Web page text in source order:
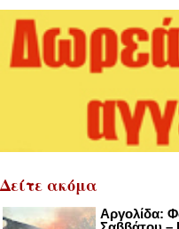
Δείτε ακόμα
Αργολίδα: